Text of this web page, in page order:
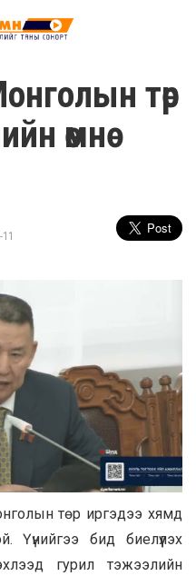
төр
өмнө
төр иргэдээ хямд
Үүнийгээ бид биелүүлэх
гурил тэжээлийн